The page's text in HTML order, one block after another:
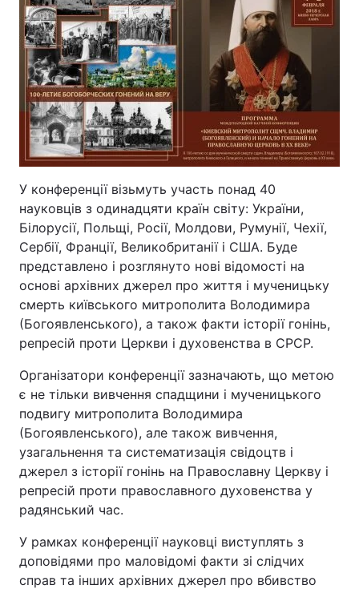
У конференції візьмуть участь понад 40
науковців з одинадцяти країн світу: України,
Білорусії, Польщі, Росії, Молдови, Румунії, Чехії,
Сербії, Франції, Великобританії і США. Буде
представлено і розглянуто нові відомості на
основі архівних джерел про життя і мученицьку
смерть київського митрополита Володимира
(Богоявленського), а також факти історії гонінь,
репресій проти Церкви і духовенства в СРСР.
Організатори конференції зазначають, що метою
є не тільки вивчення спадщини і мученицького
подвигу митрополита Володимира
(Богоявленського), але також вивчення,
узагальнення та систематизація свідоцтв і
джерел з історії гонінь на Православну Церкву і
репресій проти православного духовенства у
радянський час.
У рамках конференції науковці виступлять з
доповідями про маловідомі факти зі слідчих
справ та інших архівних джерел про вбивство